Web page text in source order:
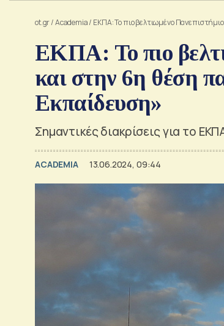
ot.gr/Academia/ ΕΚΠΑ: Το πιο βελτιωμένο
ΕΚΠΑ: Το πιο
και στην 6η θέση
Εκπαίδευση»
Σημαντικές διακρίσεις για το
ACADEMIA 13.06.2024, 09:44